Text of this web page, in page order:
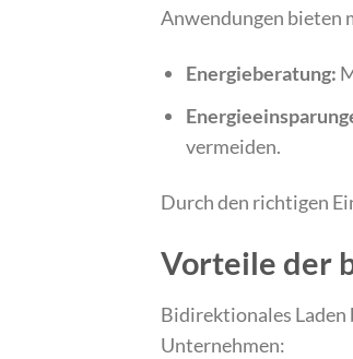
Anwendungen bieten
Energieberatung:
vermeiden.
Durch den richtigen
Vorteile der
Bidirektionales
Unternehmen: